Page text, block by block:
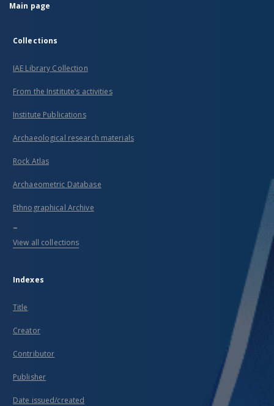
Main page
Collections
IAE Library Collection
From the Institute’s activities
Institute Publications
Archaeological research materials
Rock Atlas
Archaeometric Database
Ethnographical Archive
...
View all collections
Indexes
Title
Creator
Contributor
Publisher
Date issued/created